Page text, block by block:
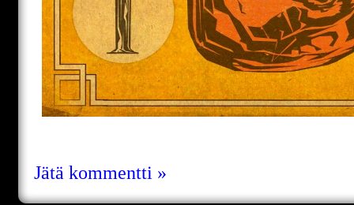
Jätä kommentti »